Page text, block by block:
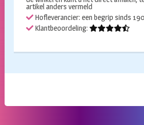
artikel anders vermeld
Hofleverancier: een begrip sinds
Klantbeoordeling: